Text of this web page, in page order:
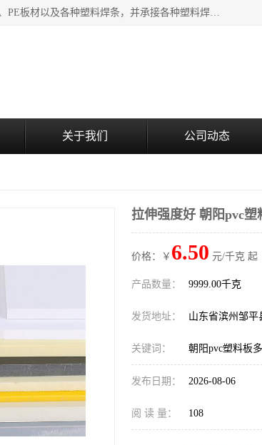
主要产品：PVC硬板、PVC萃取板、PVC 彩板、PVC软板、PP板材、阻燃pp板、PE板材以及各种塑料焊条，并承接各种塑料焊接工程，其产品广泛应用于环保设备、化工、石油、电镀、电子、建筑、食品、医药等多种行业，产品销售己覆盖全国多个省、市(直辖市)及自治区，并己经远销国外。
关于我们 公司动态
拉伸强度好 朝阳pvc塑
价格：￥ 6.50 元/千克 起
产品数量： 9999.00千克
发货地址： 山东省滨州邹平
关键词： 朝阳pvc塑料板
发布日期： 2026-08-06
阅 读 量： 108